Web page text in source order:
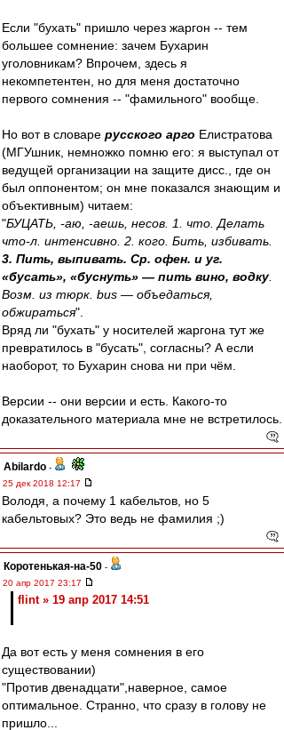
Если "бухать" пришло через жаргон -- тем
большее сомнение: зачем Бухарин
уголовникам? Впрочем, здесь я
некомпетентен, но для меня достаточно
первого сомнения -- "фамильного" вообще.
Но вот в словаре русского арго Елистратова
(МГУшник, немножко помню его: я выступал от
ведущей организации на защите дисс., где он
был оппонентом; он мне показался знающим и
объективным) читаем:
"БУЦАТЬ, -аю, -аешь, несов. 1. что. Делать
что-л. интенсивно. 2. кого. Бить, избивать.
3. Пить, выпивать. Ср. офен. и уг.
«бусать», «буснуть» — пить вино, водку.
Возм. из тюрк. bus — объедаться,
обжираться".
Вряд ли "бухать" у носителей жаргона тут же
превратилось в "бусать", согласны? А если
наоборот, то Бухарин снова ни при чём.
Версии -- они версии и есть. Какого-то
доказательного материала мне не встретилось.
Abilardo -
25 дек 2018 12:17
Володя, а почему 1 кабельтов, но 5
кабельтовых? Это ведь не фамилия ;)
Коротенькая-на-50 -
20 апр 2017 23:17
flint » 19 апр 2017 14:51
Да вот есть у меня сомнения в его
существовании)
"Против двенадцати",наверное, самое
оптимальное. Странно, что сразу в голову не
пришло...